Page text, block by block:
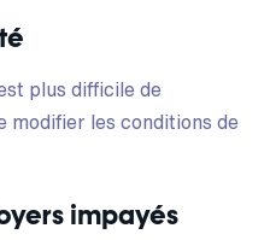
plus difficile de
modifier les conditions de
impayés